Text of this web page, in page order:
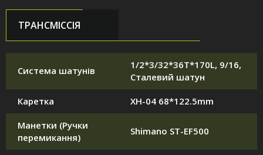
ТРАНСМІССІЯ
Система шатунів
1/2*3/32*36T*170L, 9/16,
Сталевий шатун
Каретка XH-04 68*122.5mm
Манетки (Ручки
перемикання)
Shimano ST-EF500